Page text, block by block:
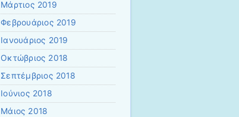
Μάρτιος 2019
Φεβρουάριος 2019
Ιανουάριος 2019
Οκτώβριος 2018
Σεπτέμβριος 2018
Ιούνιος 2018
Μάιος 2018